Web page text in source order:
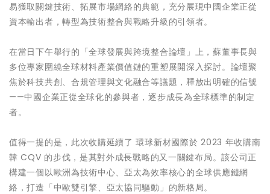
易獲取關鍵技術、拓展市場網絡的典範，充分展現中國企業正從
資本輸出者，轉型為技術整合與戰略升級的引領者。
在當日下午舉行的「全球發展與跨境整合論壇」上，蘇董事長與
多位專家圍繞全球材料產業價值鏈的重塑展開深入探討。論壇聚
焦於科技共創、合規管理與文化融合等議題，釋放出明確的信號
——中國企業正從全球化的參與者，逐步成長為全球標準的制定
者。
值得一提的是，此次收購延續了 環球新材國際於 2023 年收購南
韓 CQV 的步伐，是其對外成長戰略的又一關鍵布局。該公司正
構建一個以歐洲為技術中心、亞太為效率核心的全球供應鏈網
絡，打造「中歐雙引擎、亞太協同驅動」的新格局。